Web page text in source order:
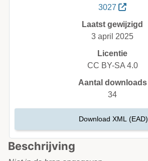
Beschrijving
3027
Laatst gewijzigd
3 april 2025
Licentie
CC BY-SA 4.0
Aantal downloads
34
Download XML (EAD)